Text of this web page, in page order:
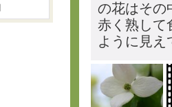
の花はその
赤く熟して
ように見え